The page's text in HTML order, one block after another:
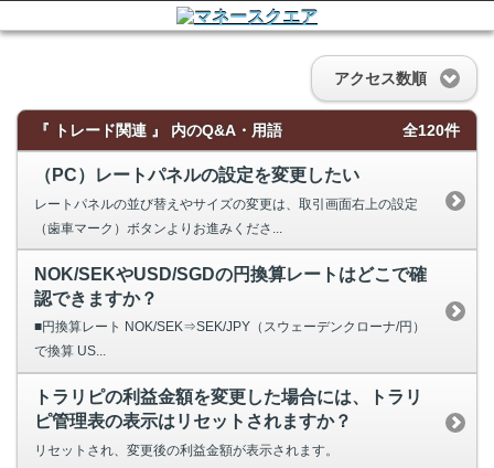
アクセス数順
『 トレード関連 』 内のQ&A・用語 全120件
（PC）レートパネルの設定を変更したい
レートパネルの並び替えやサイズの変更は、取引画面右上の設定
（歯車マーク）ボタンよりお進みくださ...
NOK/SEKやUSD/SGDの円換算レートはどこで確
認できますか？
■円換算レート NOK/SEK⇒SEK/JPY（スウェーデンクローナ/円）
で換算 US...
トラリピの利益金額を変更した場合には、トラリ
ピ管理表の表示はリセットされますか？
リセットされ、変更後の利益金額が表示されます。